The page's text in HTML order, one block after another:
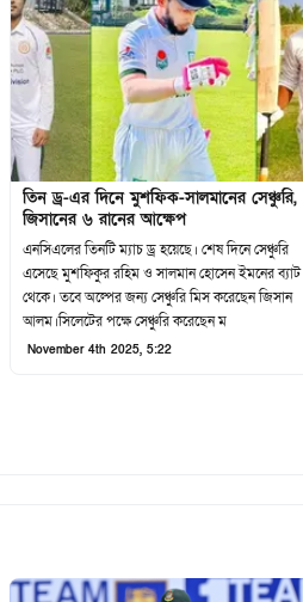
তিন ড্র-এর দিনে মুশফিক-সালমানের সেঞ্চুরি,
জিসানের ৬ রানের আক্ষেপ
এনসিএলের তিনটি ম্যাচ ড্র হয়েছে। শেষ দিনে সেঞ্চুরি
এসেছে মুশফিকুর রহিম ও সালমান হোসেন ইমনের ব্যাট
থেকে। তবে অল্পের জন্য সেঞ্চুরি মিস করেছেন জিসান
আলম।সিলেটের পক্ষে সেঞ্চুরি করেছেন ম
November 4th 2025, 5:22